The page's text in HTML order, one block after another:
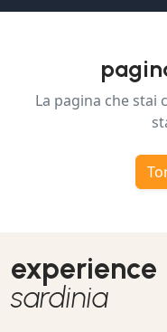
La pagina che stai
experience
sardinia